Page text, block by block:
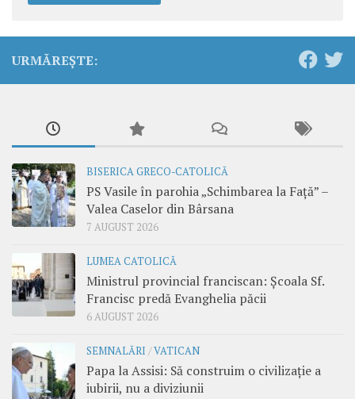
URMĂREȘTE:
BISERICA GRECO-CATOLICĂ
PS Vasile în parohia „Schimbarea la Față” –
Valea Caselor din Bârsana
7 AUGUST 2026
LUMEA CATOLICĂ
Ministrul provincial franciscan: Școala Sf.
Francisc predă Evanghelia păcii
6 AUGUST 2026
SEMNALĂRI /VATICAN
Papa la Assisi: Să construim o civilizație a
iubirii, nu a diviziunii